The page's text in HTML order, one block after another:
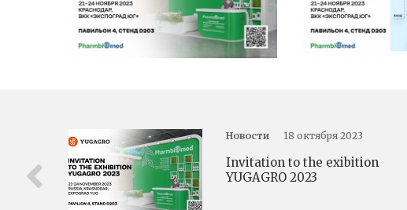
Новости 18 октября 2023
Invitation to the exibition
YUGAGRO 2023